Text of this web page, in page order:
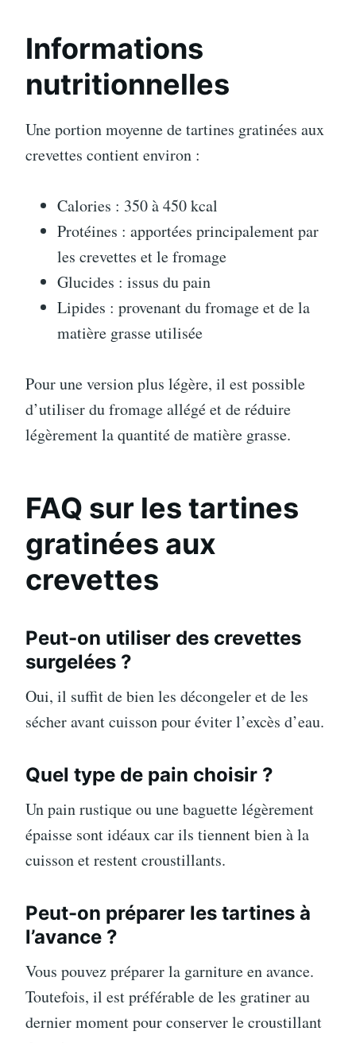
Informations
nutritionnelles
Une portion moyenne de tartines gratinées aux
crevettes contient environ :
Calories : 350 à 450 kcal
Protéines : apportées principalement par
les crevettes et le fromage
Glucides : issus du pain
Lipides : provenant du fromage et de la
matière grasse utilisée
Pour une version plus légère, il est possible
d’utiliser du fromage allégé et de réduire
légèrement la quantité de matière grasse.
FAQ sur les tartines
gratinées aux
crevettes
Peut-on utiliser des crevettes
surgelées ?
Oui, il suffit de bien les décongeler et de les
sécher avant cuisson pour éviter l’excès d’eau.
Quel type de pain choisir ?
Un pain rustique ou une baguette légèrement
épaisse sont idéaux car ils tiennent bien à la
cuisson et restent croustillants.
Peut-on préparer les tartines à
l’avance ?
Vous pouvez préparer la garniture en avance.
Toutefois, il est préférable de les gratiner au
dernier moment pour conserver le croustillant